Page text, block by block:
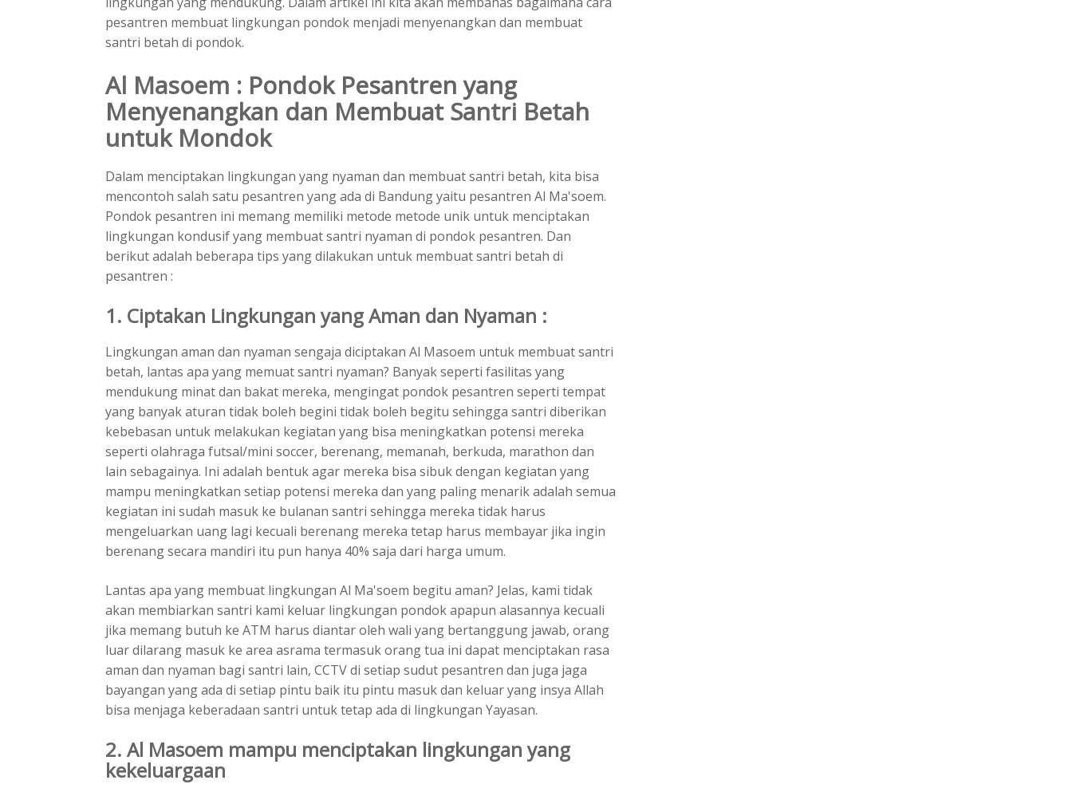
pesantren membuat lingkungan pondok menjadi menyenangkan dan membuat
santri betah di pondok.
Al Masoem : Pondok Pesantren yang
Menyenangkan dan MembuatSantri Betah
untuk Mondok
Dalam menciptakan lingkungan yang nyaman dan membuat santri betah, kita bisa
mencontoh salah satu pesantren yang ada di Bandung yaitu pesantren Al Ma'soem.
Pondok pesantren ini memang memiliki metode metode unik untuk menciptakan
lingkungan kondusif yang membuat santri nyaman di pondok pesantren. Dan
berikut adalah beberapa tips yang dilakukan untuk membuat santri betah di
pesantren :
1. Ciptakan Lingkungan yang Aman dan Nyaman :
Lingkungan aman dan nyaman sengaja diciptakan Al Masoem untuk membuat santri
betah, lantas apa yang memuat santri nyaman? Banyak seperti fasilitas yang
mendukung minat dan bakat mereka, mengingat pondok pesantren seperti tempat
yang banyak aturan tidak boleh begini tidak boleh begitu sehingga santri diberikan
kebebasan untuk melakukan kegiatan yang bisa meningkatkan potensi mereka
seperti olahraga futsal/mini soccer, berenang, memanah, berkuda, marathon dan
lain sebagainya. Ini adalah bentuk agar mereka bisa sibuk dengan kegiatan yang
mampu meningkatkan setiap potensi mereka dan yang paling menarik adalah semua
kegiatan ini sudah masuk ke bulanan santri sehingga mereka tidak harus
mengeluarkan uang lagi kecuali berenang mereka tetap harus membayar jika ingin
berenang secara mandiri itu pun hanya 40% saja dari harga umum.
Lantas apa yang membuat lingkungan Al Ma'soem begitu aman? Jelas, kami tidak
akan membiarkan santri kami keluar lingkungan pondok apapun alasannya kecuali
jika memang butuh ke ATM harus diantar oleh wali yang bertanggung jawab, orang
luar dilarang masuk ke area asrama termasuk orang tua ini dapat menciptakan rasa
aman dan nyaman bagi santri lain, CCTV di setiap sudut pesantren dan juga jaga
bayangan yang ada di setiap pintu baik itu pintu masuk dan keluar yang insya Allah
bisa menjaga keberadaan santri untuk tetap ada di lingkungan Yayasan.
2. Al Masoem mampu menciptakan lingkungan yang
kekeluargaan